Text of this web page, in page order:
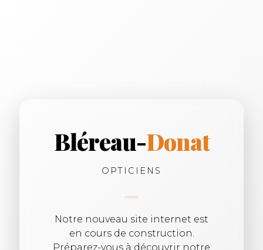
Bléreau-Donat
OPTICIENS
Notre nouveau site internet est
en cours de construction.
Préparez-vous à découvrir notre